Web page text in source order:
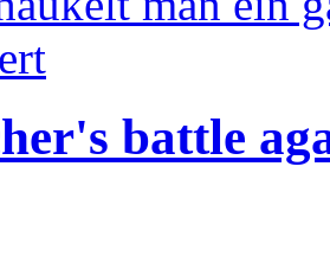
battle